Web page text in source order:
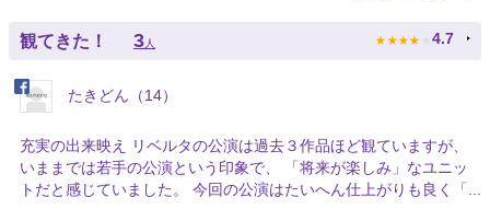
観てきた！ 3 人 ★ ★ ★ ★ ★ 4.7
たきどん（14）
充実の出来映え リベルタの公演は過去３作品ほど観ていますが、
いままでは若手の公演という印象で、 「将来が楽しみ」なユニッ
トだと感じていました。 今回の公演はたいへん仕上がりも良く「...